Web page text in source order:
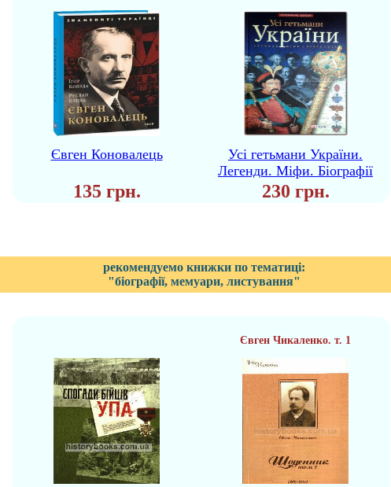
Євген Коновалець
Усі гетьмани України.
Легенди. Міфи. Біографії
135 грн. 230 грн.
рекомендуемо книжки по тематиці:
"біографії, мемуари, листування"
Євген Чикаленко. т. 1